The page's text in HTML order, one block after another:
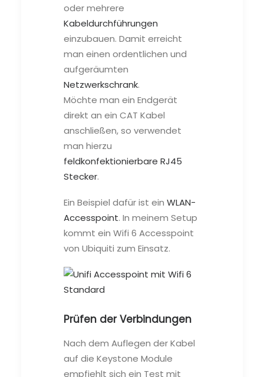
oder mehrere
Kabeldurchführungen
einzubauen. Damit erreicht
man einen ordentlichen und
aufgeräumten
Netzwerkschrank.
Möchte man ein Endgerät
direkt an ein CAT Kabel
anschließen, so verwendet
man hierzu
feldkonfektionierbare RJ45
Stecker.
Ein Beispiel dafür ist ein WLAN-
Accesspoint. In meinem Setup
kommt ein Wifi 6 Accesspoint
von Ubiquiti zum Einsatz.
Prüfen der Verbindungen
Nach dem Auflegen der Kabel
auf die Keystone Module
empfiehlt sich ein Test mit